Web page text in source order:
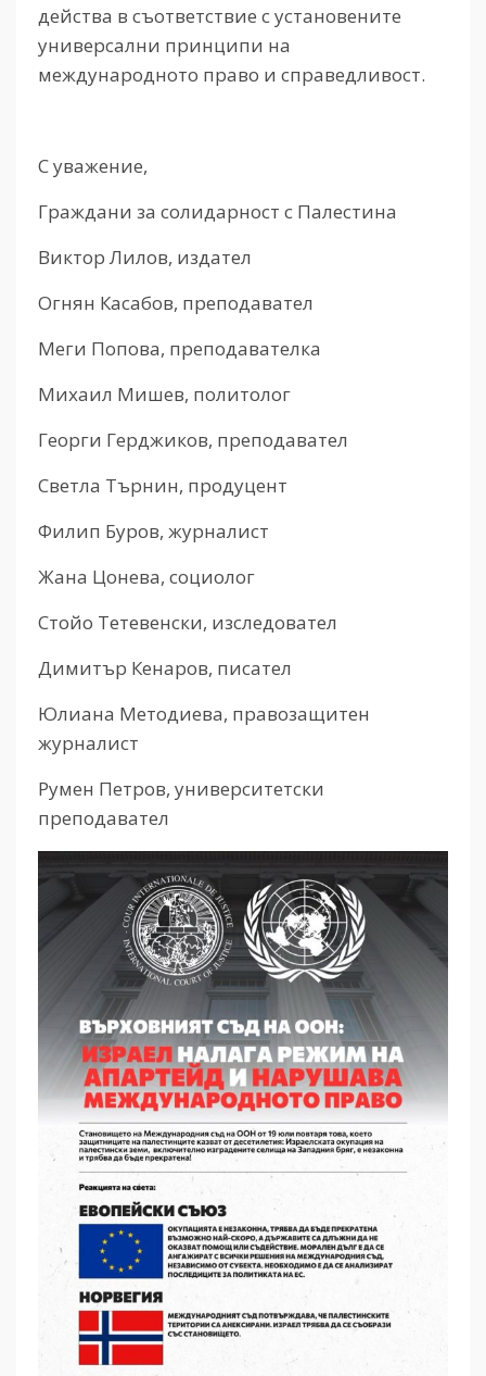
действа в съответствие с установените
универсални принципи на
международното право и справедливост.
С уважение,
Граждани за солидарност с Палестина
Виктор Лилов, издател
Огнян Касабов, преподавател
Меги Попова, преподавателка
Михаил Мишев, политолог
Георги Герджиков, преподавател
Светла Търнин, продуцент
Филип Буров, журналист
Жана Цонева, социолог
Стойо Тетевенски, изследовател
Димитър Кенаров, писател
Юлиана Методиева, правозащитен
журналист
Румен Петров, университетски
преподавател